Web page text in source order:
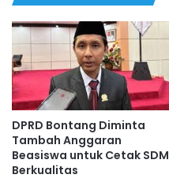
DPRD Bontang Diminta
Tambah Anggaran
Beasiswa untuk Cetak SDM
Berkualitas